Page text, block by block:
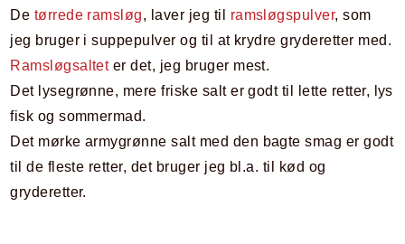
De tørrede ramsløg, laver jeg til ramsløgspulver, som
jeg bruger i suppepulver og til at krydre gryderetter med.
Ramsløgsalteter det, jeg bruger mest.
Det lysegrønne, mere friske salt er godt til lette retter, lys
fisk og sommermad.
Det mørke armygrønne salt med den bagte smag er godt
til de fleste retter, det bruger jeg bl.a. til kød og
gryderetter.